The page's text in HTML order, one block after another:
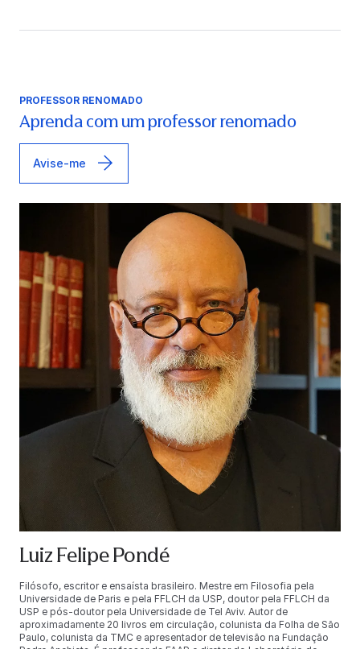
PROFESSOR RENOMADO
Aprenda com um professor renomado
Avise-me
Luiz Felipe Pondé
Filósofo, escritor e ensaísta brasileiro. Mestre em Filosofia pela
Universidade de Paris e pela FFLCH da USP, doutor pela FFLCH da
USP e pós-doutor pela Universidade de Tel Aviv. Autor de
aproximadamente 20 livros em circulação, colunista da Folha de São
Paulo, colunista da TMC e apresentador de televisão na Fundação